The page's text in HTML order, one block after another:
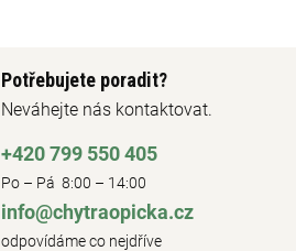
Potřebujete poradit?
Neváhejte nás kontaktovat.
+420 799 550 405
Po – Pá 8:00 – 14:00
info@chytraopicka.cz
odpovídáme co nejdříve